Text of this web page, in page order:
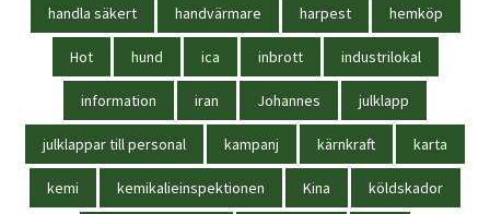
handla säkert handvärmare harpest hemköp
Hot hund ica inbrott industrilokal
information iran Johannes julklapp
julklappar till personal kampanj kärnkraft karta
kemi kemikalieinspektionen Kina köldskador